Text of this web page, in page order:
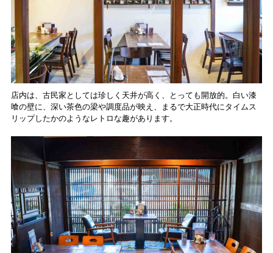
店内は、古民家としては珍しく天井が高く、とっても開放的。白い漆
喰の壁に、深い茶色の梁や調度品が映え、まるで大正時代にタイムス
リップしたかのようなレトロな趣があります。